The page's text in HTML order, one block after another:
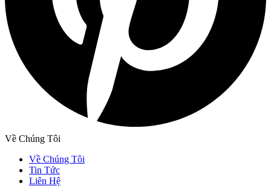
Về Chúng Tôi
Về Chúng Tôi
Tin Tức
Liên Hệ